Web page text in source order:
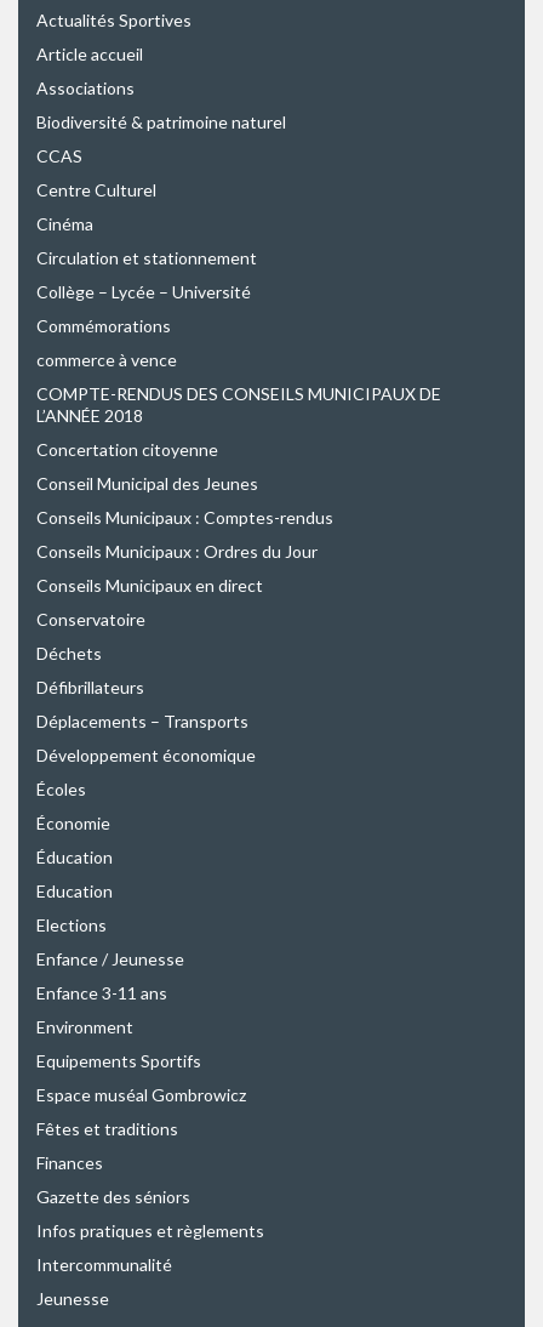
Actualités Sportives
Article accueil
Associations
Biodiversité & patrimoine naturel
CCAS
Centre Culturel
Cinéma
Circulation et stationnement
Collège – Lycée – Université
Commémorations
commerce à vence
COMPTE-RENDUS DES CONSEILS MUNICIPAUX DE
L’ANNÉE 2018
Concertation citoyenne
Conseil Municipal des Jeunes
Conseils Municipaux : Comptes-rendus
Conseils Municipaux : Ordres du Jour
Conseils Municipaux en direct
Conservatoire
Déchets
Défibrillateurs
Déplacements – Transports
Développement économique
Écoles
Économie
Éducation
Education
Elections
Enfance / Jeunesse
Enfance 3-11 ans
Environment
Equipements Sportifs
Espace muséal Gombrowicz
Fêtes et traditions
Finances
Gazette des séniors
Infos pratiques et règlements
Intercommunalité
Jeunesse